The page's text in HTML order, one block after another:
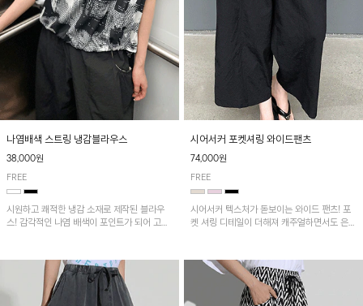
나염배색 스트링 냉감블라우스
38,000원
FREE
시원하고 쾌적한 냉감 소재로 제작된 블라우
스! 감각적인 나염 배색이 포인트가 되어 고급
착용 가능합니다~
시어서커 포켓셔링 와이드팬츠
74,000원
FREE
시어서커 텍스처가 돋보이는 와이드 팬츠! 포
켓 셔링 디테일이 더해져 캐주얼하면서도 은은
다. 가볍고 쾌적한 착용감으로 여름철 데일리
아이템으로 활용하기 좋아요~